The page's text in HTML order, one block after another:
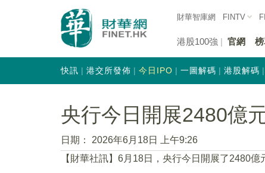
財華智庫網 FINTV
港股100強 官網
快訊 港交所發佈 今日IPO 一圖解碼 港股解碼
央行今日開展2480億
日期：
2026年6月18日 上午9:26
【財華社訊】6月18日，央行今日開展了2480億